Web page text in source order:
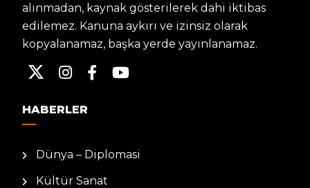
alınmadan, kaynak gösterilerek dahi iktibas
edilemez. Kanuna aykırı ve izinsiz olarak
kopyalanamaz, başka yerde yayınlanamaz.
HABERLER
Dünya – Diplomasi
Kültür Sanat